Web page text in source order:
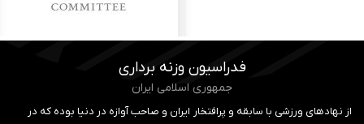
فدراسیون وزنه برداری
جمهوری اسلامی ایران
از نهادهای ورزشی با سابقه و پرافتخار ایران و صاحب آوازه در دنیا بوده که در